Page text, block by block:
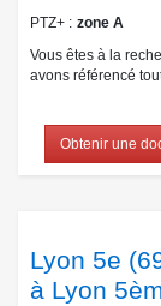
PTZ+
zone A
Vous êtes à la
avons référencé
Obtenir une
Lyon 5e
à Lyon